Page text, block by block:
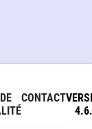
CONTACT